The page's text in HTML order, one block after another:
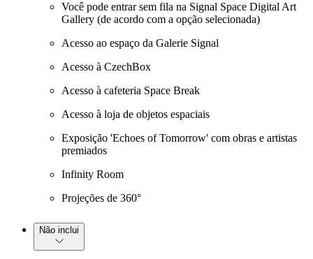
Você pode entrar sem fila na Signal Space Digital Art
Gallery (de acordo com a opção selecionada)
Acesso ao espaço da Galerie Signal
Acesso à CzechBox
Acesso à cafeteria Space Break
Acesso à loja de objetos espaciais
Exposição 'Echoes of Tomorrow' com obras e artistas
premiados
Infinity Room
Projeções de 360°
Não inclui